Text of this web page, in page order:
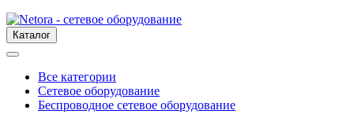
Каталог
Все категории
Сетевое оборудование
Беспроводное сетевое оборудование